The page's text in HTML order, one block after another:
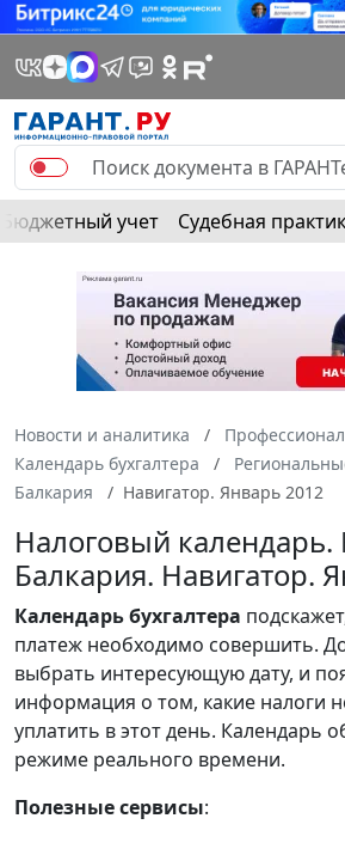
Бюджетный учет Судебная
Новости и аналитика
Календарь бухгалтера
Балкария
Навигатор. Январь 2012
Налоговый календарь.
Балкария. Навигатор.
Календарьбухгалтера
платеж необходимо совершить.
выбрать интересующую дату, и
информация о том, какие налоги
уплатить в этот день. Календарь
режиме реального времени.
Полезные сервисы: